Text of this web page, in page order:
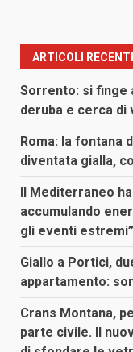
ARTICOLI RECENTI
Sorrento: si finge
deruba e cerca di
Roma: la fontana
diventata gialla,
Il Mediterraneo
accumulando
gli eventi estremi”
Giallo a Portici,
appartamento:
Crans Montana,
parte civile. Il